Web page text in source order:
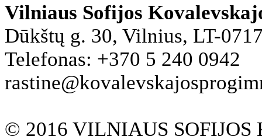
Vilniaus Sofijos
Dūkštų g. 30, Vilnius, LT-
Telefonas: +370 5 240 0942
© 2016 VILNIAUS SOFIJOS